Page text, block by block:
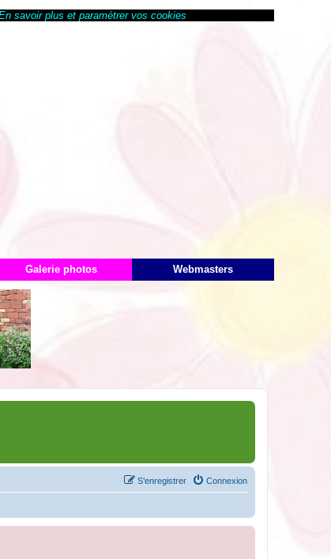
savoir plus et paramétrer vos cookies
Galerie photos Webmasters
Connexion
S’enregistrer